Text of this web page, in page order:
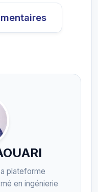
plateforme
en ingénierie